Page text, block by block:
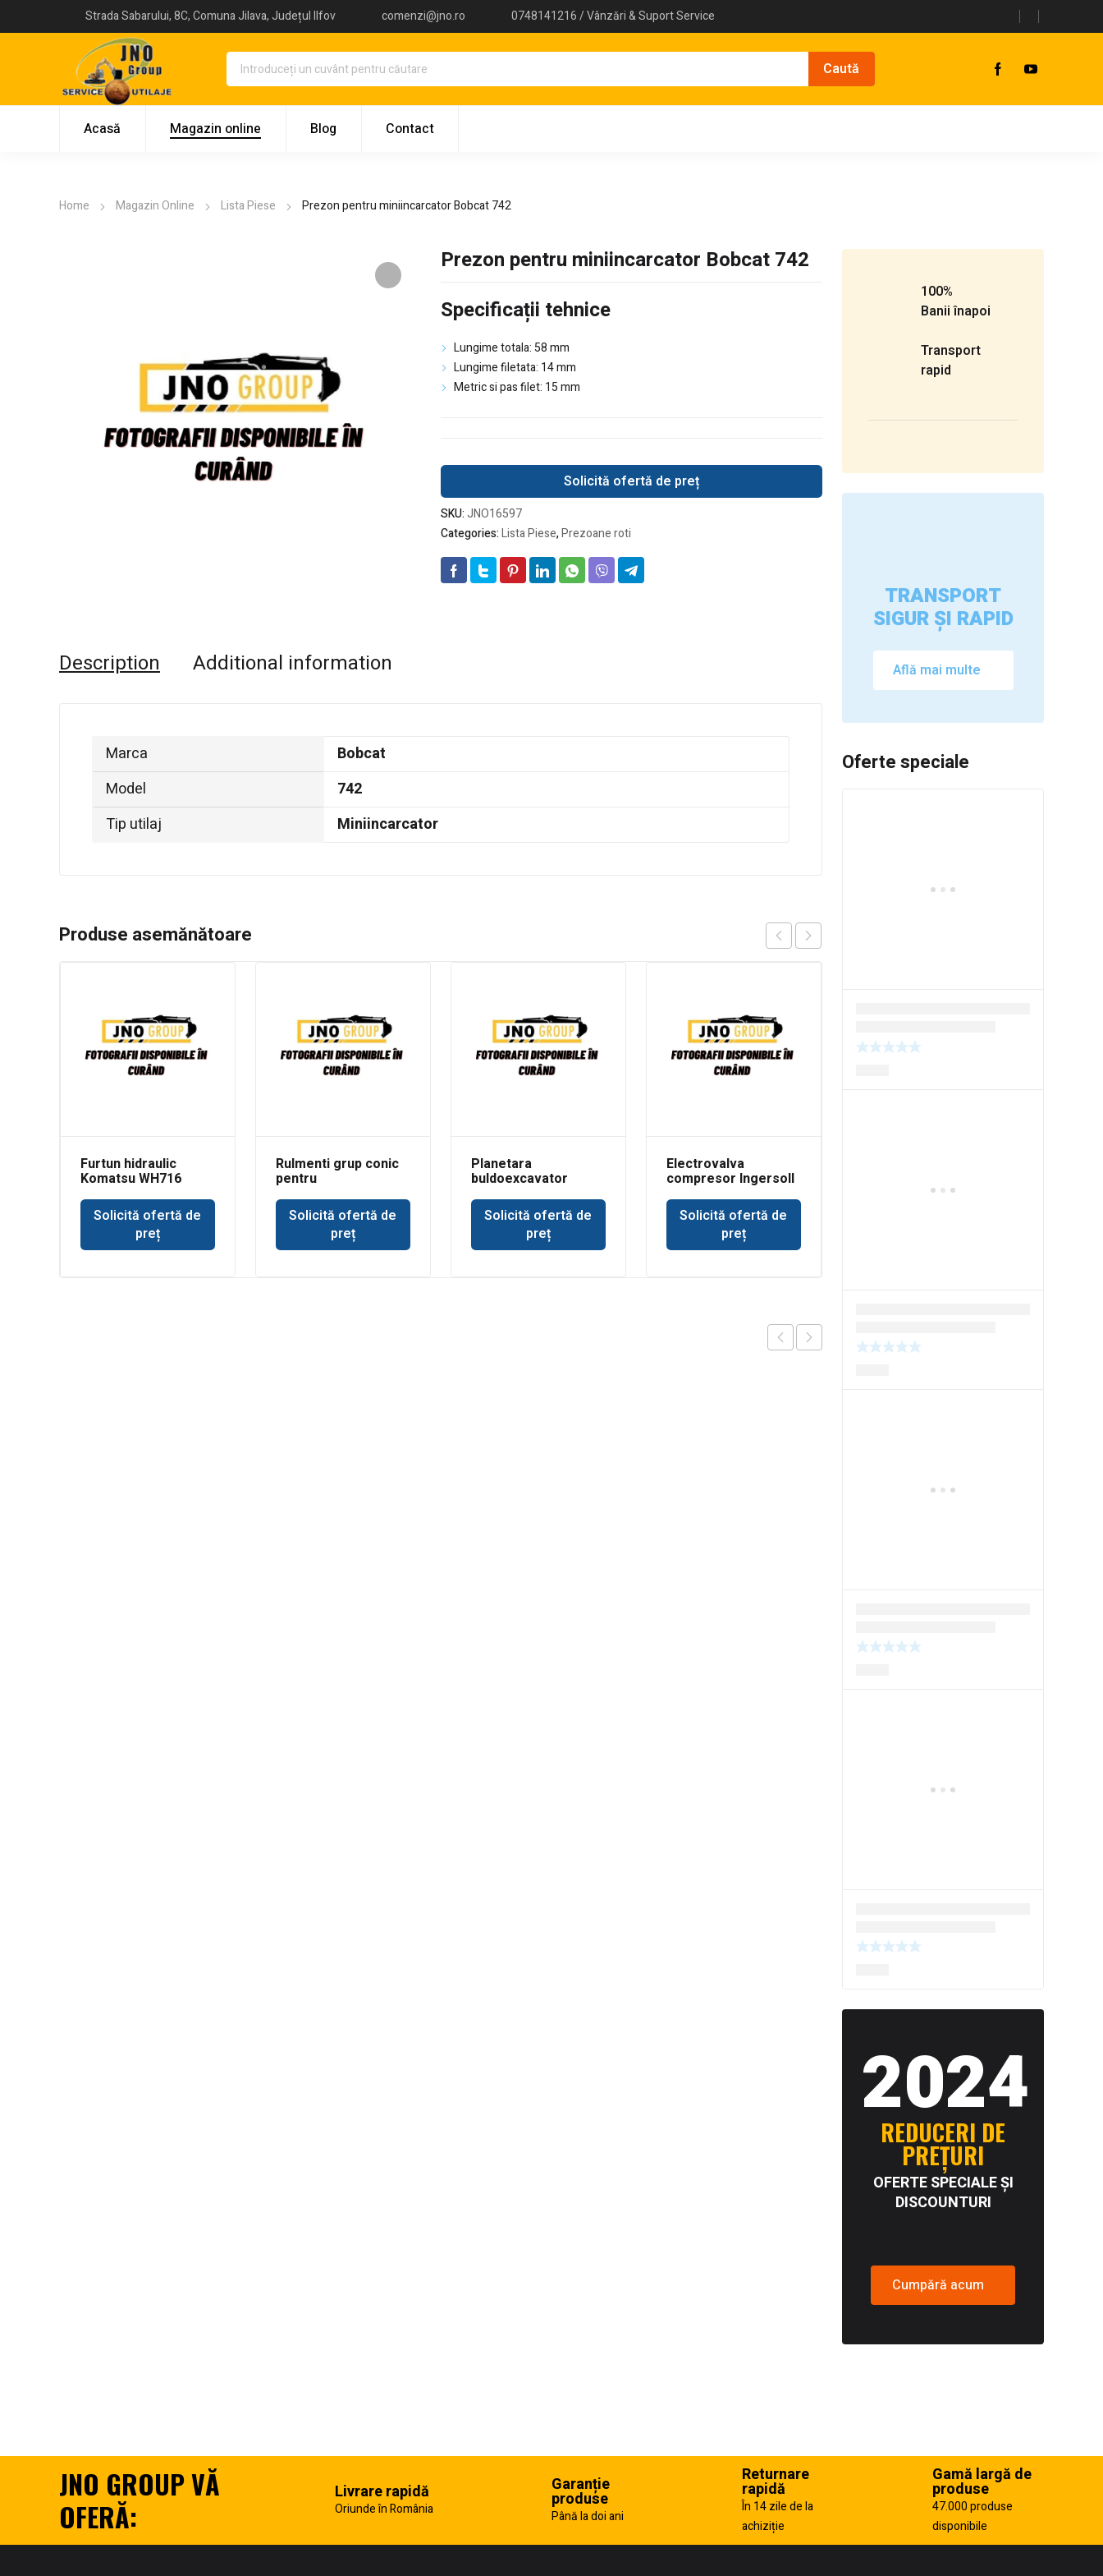
Strada Sabarului, 8C, Comuna Jilava, Județul Ilfov comenzi@jno.ro 0748141216 / Vânzări & Suport Service
Acasă Magazin online Blog Contact
Home Magazin Online Lista Piese Prezon pentru miniincarcator Bobcat 742
Prezon pentru miniincarcator Bobcat 742
Specificații tehnice
Lungime totala: 58 mm
Lungime filetata: 14 mm
Metric si pas filet: 15 mm
Solicită ofertă de preț
SKU:JNO16597
Categories:Lista Piese,Prezoane roti
Description Additional information
Marca
Bobcat
Model
742
Tip utilaj
Miniincarcator
Produse asemănătoare
Furtun hidraulic
Komatsu WH716
Solicită ofertă de
preț
Rulmenti grup conic
pentru
Volvo BL71
Solicită ofertă de
preț
Planetara
buldoexcavator
Solicită ofertă de
preț
Electrovalva
compresor Ingersoll
Solicită ofertă de
preț
100%
Banii înapoi
Transport
rapid
TRANSPORT
SIGUR ȘI RAPID
Află mai multe
Oferte speciale
2024
REDUCERI DE
PREȚURI
OFERTE SPECIALE ȘI
DISCOUNTURI
Cumpără acum
JNO GROUP VĂ
OFERĂ:
Livrare rapidă
Oriunde în România
Garanție
produse
Până la doi ani
Returnare
rapidă
În 14 zile de la
achiziție
Gamă largă de
produse
47.000 produse
disponibile